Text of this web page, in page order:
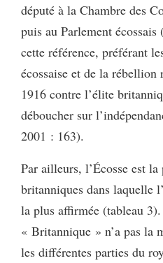
député à la Chambre des
puis au Parlement
cette référence, préférant
écossaise et de la
1916 contre l’élite
déboucher sur
2001 : 163).
Par ailleurs, l’Écosse est
britanniques dans laquelle
la plus affirmée (tableau
« Britannique » n’a pas la
les différentes parties du